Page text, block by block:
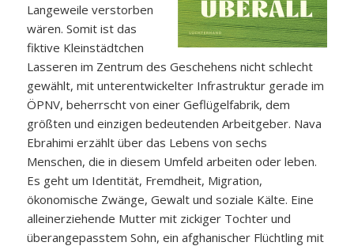
Langeweile verstorben
wären. Somit ist das
fiktive Kleinstädtchen
Lasseren im Zentrum des Geschehens nicht schlecht
gewählt, mit unterentwickelter Infrastruktur gerade im
ÖPNV, beherrscht von einer Geflügelfabrik, dem
größten und einzigen bedeutenden Arbeitgeber. Nava
Ebrahimi erzählt über das Lebens von sechs
Menschen, die in diesem Umfeld arbeiten oder leben.
Es geht um Identität, Fremdheit, Migration,
ökonomische Zwänge, Gewalt und soziale Kälte. Eine
alleinerziehende Mutter mit zickiger Tochter und
überangepasstem Sohn, ein afghanischer Flüchtling mit